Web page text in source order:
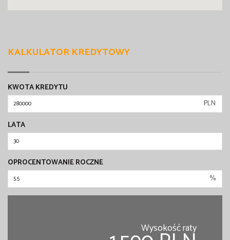
KALKULATOR KREDYTOWY
KWOTA KREDYTU
PLN
LATA
OPROCENTOWANIE ROCZNE
%
Wysokość raty